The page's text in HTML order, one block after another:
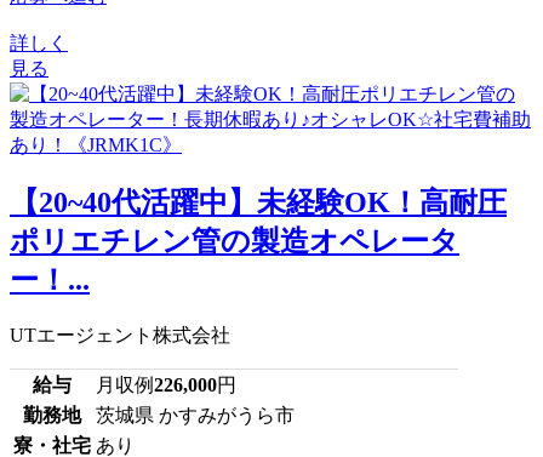
詳しく
見る
【20~40代活躍中】未経験OK！高耐圧
ポリエチレン管の製造オペレータ
ー！...
UTエージェント株式会社
給与 月収例226,000円
勤務地
茨城県 かすみがうら市
寮・社宅 あり